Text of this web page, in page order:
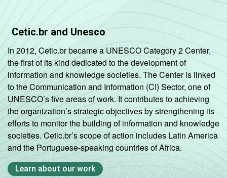
Anos finais
Fundamental
Ensino Médio 30 67
Ensino
Superior
57 41
COR OU RAÇA Branca 47 51
Preta
Cetic.br and Unesco
In 2012, Cetic.br became a UNESCO Category 2 Center,
the first of its kind dedicated to the development of
information and knowledge societies. The Center is linked
to the Communication and Information (CI) Sector, one of
UNESCO’s five areas of work. It contributes to achieving
the organization’s strategic objectives by strengthening its
efforts to monitor the building of information and knowledge
societies. Cetic.br’s scope of action includes Latin America
and the Portuguese-speaking countries of Africa.
Learn about our work